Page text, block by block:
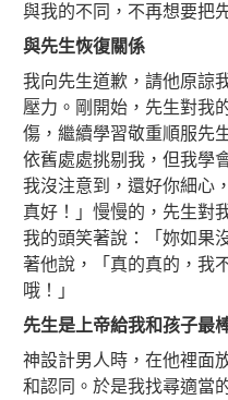
與我的不同，不再想要把
與先生恢復關係
我向先生道歉，請他原諒
壓力。剛開始，先生對我
傷，繼續學習敬重順服先
依舊處處挑剔我，但我學
我沒注意到，還好你細心
真好！」慢慢的，先生對
我的頭笑著說：「妳如果
著他說，「真的真的，我
哦！」
先生是上帝給我和孩子最
神設計男人時，在他裡面
和認同。於是我找尋適當